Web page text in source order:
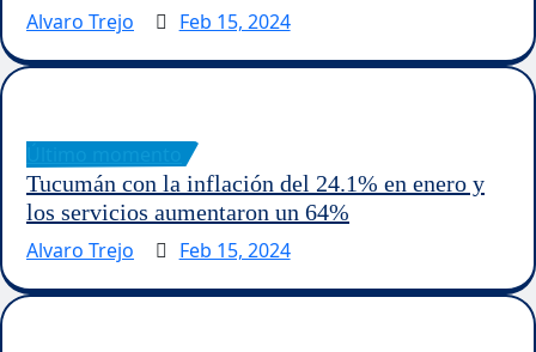
Alvaro Trejo
Feb 15, 2024
Tucumán con la inflación del 24.1% en enero y
los servicios aumentaron un 64%
Alvaro Trejo
Feb 15, 2024